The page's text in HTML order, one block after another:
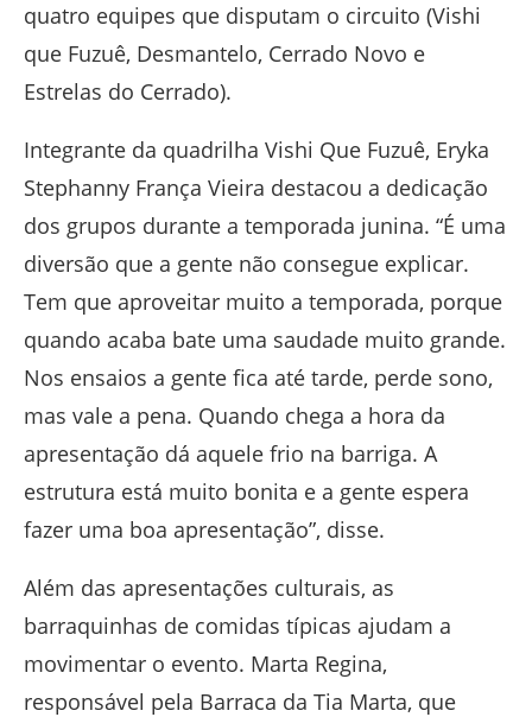
quatro equipes que disputam o circuito (Vishi
que Fuzuê, Desmantelo, Cerrado Novo e
Estrelas do Cerrado).
Integrante da quadrilha Vishi Que Fuzuê, Eryka
Stephanny França Vieira destacou a dedicação
dos grupos durante a temporada junina. “É uma
diversão que a gente não consegue explicar.
Tem que aproveitar muito a temporada, porque
quando acaba bate uma saudade muito grande.
Nos ensaios a gente fica até tarde, perde sono,
mas vale a pena. Quando chega a hora da
apresentação dá aquele frio na barriga. A
estrutura está muito bonita e a gente espera
fazer uma boa apresentação”, disse.
Além das apresentações culturais, as
barraquinhas de comidas típicas ajudam a
movimentar o evento. Marta Regina,
responsável pela Barraca da Tia Marta, que